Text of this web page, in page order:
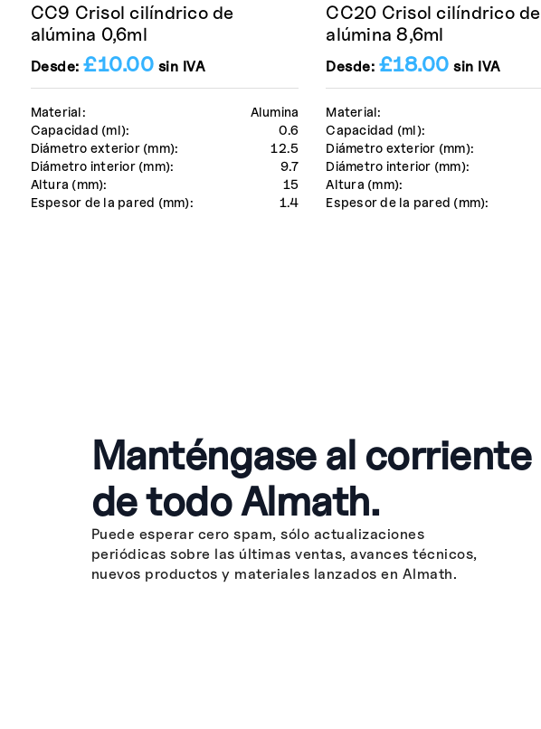
Material:
Alumina
Capacidad (ml):
0.6
Diámetro exterior (mm):
12.5
Diámetro interior (mm):
9.7
Altura (mm):
15
Espesor de la pared (mm):
1.4
CC9 Crisol cilíndrico de
alúmina 0,6ml
Desde:£10.00 sin IVA
Material:
Capacidad (ml):
Diámetro exterior (mm):
Diámetro interior (mm):
Altura (mm):
Espesor de la pared (mm):
CC20 Crisol cilíndrico de
alúmina 8,6ml
Desde: £18.00 sin IVA
Manténgase al corriente
de todo Almath.
Puede esperar cero spam, sólo actualizaciones
periódicas sobre las últimas ventas, avances técnicos,
nuevos productos y materiales lanzados en Almath.